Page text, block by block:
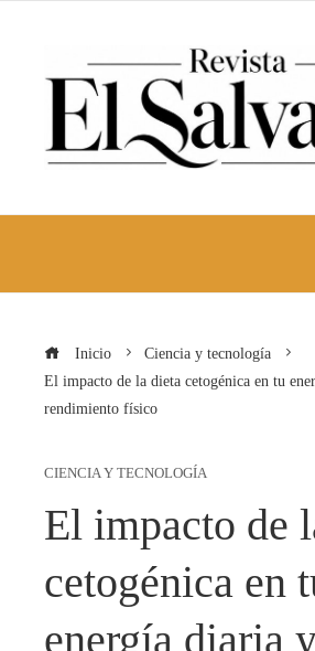
Inicio
Ciencia y tecnología
El impacto de la dieta cetogénica en tu
rendimiento físico
CIENCIA Y TECNOLOGÍA
El impacto de
cetogénica en
energía diaria